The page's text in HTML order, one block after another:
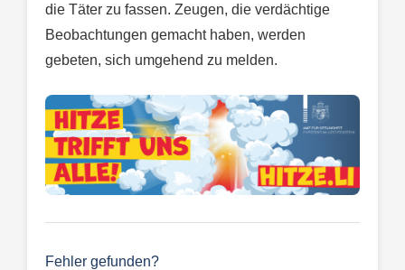
die Täter zu fassen. Zeugen, die verdächtige
Beobachtungen gemacht haben, werden
gebeten, sich umgehend zu melden.
Fehler gefunden?